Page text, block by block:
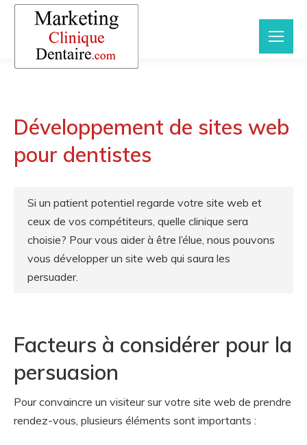
Développement de sites web
pour dentistes
Si un patient potentiel regarde votre site web et
ceux de vos compétiteurs, quelle clinique sera
choisie? Pour vous aider à être l’élue, nous pouvons
vous développer un site web qui saura les
persuader.
Facteurs à considérer pour la
persuasion
Pour convaincre un visiteur sur votre site web de prendre
rendez-vous, plusieurs éléments sont importants :